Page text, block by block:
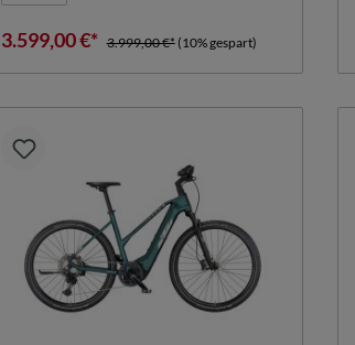
3.599,00 €* 3.999,00 €* (10% gespart)